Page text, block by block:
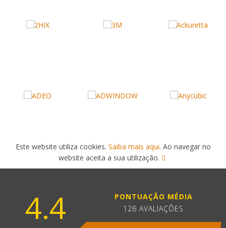
Este website utiliza cookies. Saiba mais aqui. Ao navegar no
website aceita a sua utilização.
4.4
PONTUAÇÃO MÉDIA
126 AVALIAÇÕES